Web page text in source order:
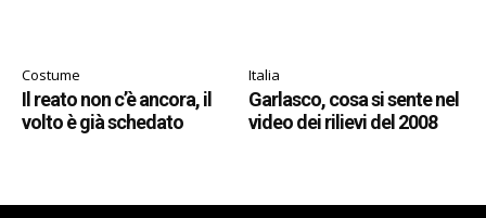
Costume
Il reato non c’è ancora, il
volto è già schedato
Italia
Garlasco, cosa si sente nel
video dei rilievi del 2008